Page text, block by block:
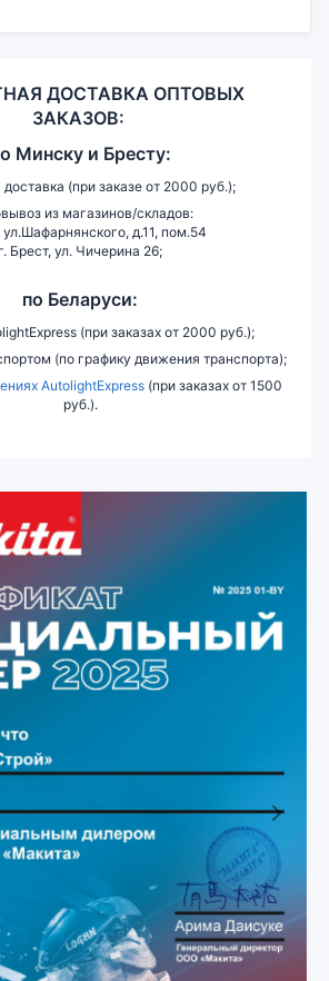
ДОСТАВКА ОПТОВЫХ
ЗАКАЗОВ:
Минску и Бресту:
доставка (при заказе от 2000 руб.);
из магазинов/складов:
д.11, пом.54
г. Брест, ул. Чичерина 26;
по Беларуси:
(при заказах от 2000 руб.);
(по графику движения транспорта);
AutolightExpress(при заказах от 1500
руб.).
Next